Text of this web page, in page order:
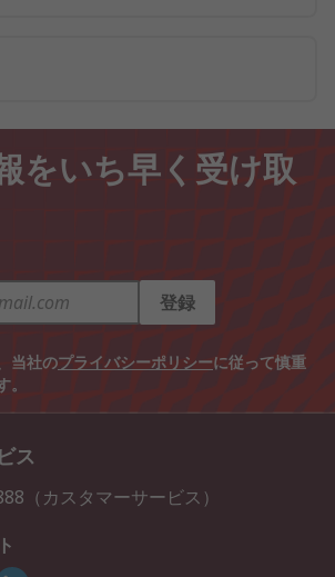
をいち早く受け取
登録
当社のプライバシーポリシーに従って慎重
ス
（カスタマーサービス）